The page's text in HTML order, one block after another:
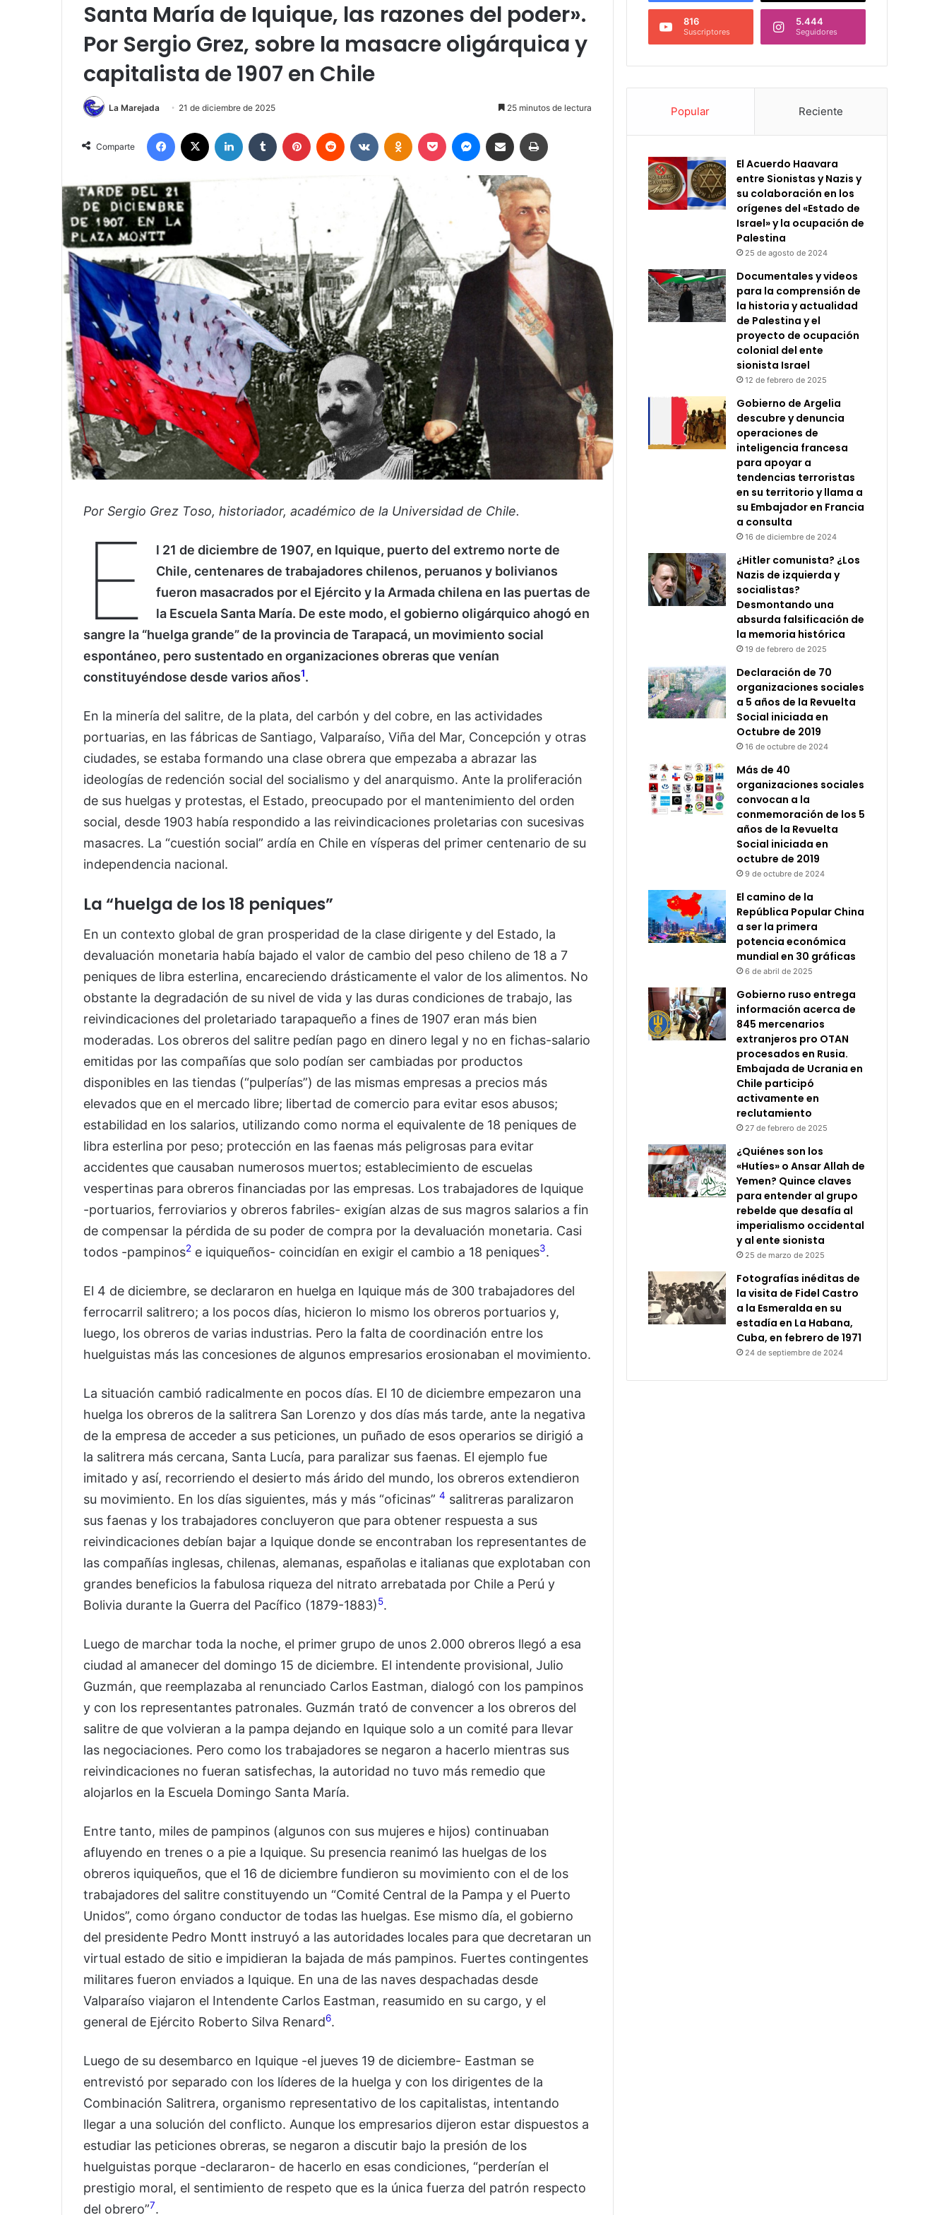
Santa María de Iquique, las razones del poder».
Por Sergio Grez, sobre la masacre oligárquica y
capitalista de 1907 en Chile
La Marejada 21 de diciembre de 2025 25 minutos de lectura
Comparte
Facebook LinkedIn Tumblr Pinterest Reddit VKontakteOdnoklassniki
Pocket Messenger
Compartir vía Email
Por Sergio Grez Toso, historiador, académico de la Universidad de Chile.
E
l 21 de diciembre de 1907, en Iquique, puerto del extremo norte de
Chile, centenares de trabajadores chilenos, peruanos y bolivianos
fueron masacrados por el Ejército y la Armada chilena en las puertas de
la Escuela Santa María. De este modo, el gobierno oligárquico ahogó en
sangre la “huelga grande” de la provincia de Tarapacá, un movimiento social
espontáneo, pero sustentado en organizaciones obreras que venían
constituyéndose desde varios años1.
En la minería del salitre, de la plata, del carbón y del cobre, en las actividades
portuarias, en las fábricas de Santiago, Valparaíso, Viña del Mar, Concepción y otras
ciudades, se estaba formando una clase obrera que empezaba a abrazar las
ideologías de redención social del socialismo y del anarquismo. Ante la proliferación
de sus huelgas y protestas, el Estado, preocupado por el mantenimiento del orden
social, desde 1903 había respondido a las reivindicaciones proletarias con sucesivas
masacres. La “cuestión social” ardía en Chile en vísperas del primer centenario de su
independencia nacional.
La “huelga de los 18 peniques”
En un contexto global de gran prosperidad de la clase dirigente y del Estado, la
devaluación monetaria había bajado el valor de cambio del peso chileno de 18 a 7
peniques de libra esterlina, encareciendo drásticamente el valor de los alimentos. No
obstante la degradación de su nivel de vida y las duras condiciones de trabajo, las
reivindicaciones del proletariado tarapaqueño a fines de 1907 eran más bien
moderadas. Los obreros del salitre pedían pago en dinero legal y no en fichas-salario
emitidas por las compañías que solo podían ser cambiadas por productos
disponibles en las tiendas (“pulperías”) de las mismas empresas a precios más
elevados que en el mercado libre; libertad de comercio para evitar esos abusos;
estabilidad en los salarios, utilizando como norma el equivalente de 18 peniques de
libra esterlina por peso; protección en las faenas más peligrosas para evitar
accidentes que causaban numerosos muertos; establecimiento de escuelas
vespertinas para obreros financiadas por las empresas. Los trabajadores de Iquique
-portuarios, ferroviarios y obreros fabriles- exigían alzas de sus magros salarios a fin
de compensar la pérdida de su poder de compra por la devaluación monetaria. Casi
todos -pampinos2 e iquiqueños- coincidían en exigir el cambio a 18 peniques3.
El 4 de diciembre, se declararon en huelga en Iquique más de 300 trabajadores del
ferrocarril salitrero; a los pocos días, hicieron lo mismo los obreros portuarios y,
luego, los obreros de varias industrias. Pero la falta de coordinación entre los
huelguistas más las concesiones de algunos empresarios erosionaban el movimiento.
La situación cambió radicalmente en pocos días. El 10 de diciembre empezaron una
huelga los obreros de la salitrera San Lorenzo y dos días más tarde, ante la negativa
de la empresa de acceder a sus peticiones, un puñado de esos operarios se dirigió a
la salitrera más cercana, Santa Lucía, para paralizar sus faenas. El ejemplo fue
imitado y así, recorriendo el desierto más árido del mundo, los obreros extendieron
su movimiento. En los días siguientes, más y más “oficinas” 4 salitreras paralizaron
sus faenas y los trabajadores concluyeron que para obtener respuesta a sus
reivindicaciones debían bajar a Iquique donde se encontraban los representantes de
las compañías inglesas, chilenas, alemanas, españolas e italianas que explotaban con
grandes beneficios la fabulosa riqueza del nitrato arrebatada por Chile a Perú y
Bolivia durante la Guerra del Pacífico (1879-1883)5.
Luego de marchar toda la noche, el primer grupo de unos 2.000 obreros llegó a esa
ciudad al amanecer del domingo 15 de diciembre. El intendente provisional, Julio
Guzmán, que reemplazaba al renunciado Carlos Eastman, dialogó con los pampinos
y con los representantes patronales. Guzmán trató de convencer a los obreros del
salitre de que volvieran a la pampa dejando en Iquique solo a un comité para llevar
las negociaciones. Pero como los trabajadores se negaron a hacerlo mientras sus
reivindicaciones no fueran satisfechas, la autoridad no tuvo más remedio que
alojarlos en la Escuela Domingo Santa María.
Entre tanto, miles de pampinos (algunos con sus mujeres e hijos) continuaban
afluyendo en trenes o a pie a Iquique. Su presencia reanimó las huelgas de los
obreros iquiqueños, que el 16 de diciembre fundieron su movimiento con el de los
trabajadores del salitre constituyendo un “Comité Central de la Pampa y el Puerto
Unidos”, como órgano conductor de todas las huelgas. Ese mismo día, el gobierno
del presidente Pedro Montt instruyó a las autoridades locales para que decretaran un
virtual estado de sitio e impidieran la bajada de más pampinos. Fuertes contingentes
militares fueron enviados a Iquique. En una de las naves despachadas desde
Valparaíso viajaron el Intendente Carlos Eastman, reasumido en su cargo, y el
general de Ejército Roberto Silva Renard6.
Luego de su desembarco en Iquique -el jueves 19 de diciembre- Eastman se
entrevistó por separado con los líderes de la huelga y con los dirigentes de la
Combinación Salitrera, organismo representativo de los capitalistas, intentando
llegar a una solución del conflicto. Aunque los empresarios dijeron estar dispuestos a
estudiar las peticiones obreras, se negaron a discutir bajo la presión de los
huelguistas porque -declararon- de hacerlo en esas condiciones, “perderían el
prestigio moral, el sentimiento de respeto que es la única fuerza del patrón respecto
del obrero”7.
816
Suscriptores
5.444
Seguidores
Popular Reciente
El Acuerdo Haavara
entre Sionistas y Nazis y
su colaboración en los
orígenes del «Estado de
Israel» y la ocupación de
Palestina
25 de agosto de 2024
Documentales y videos
para la comprensión de
la historia y actualidad
de Palestina y el
proyecto de ocupación
colonial del ente
sionista Israel
12 de febrero de 2025
Gobierno de Argelia
descubre y denuncia
operaciones de
inteligencia francesa
para apoyar a
tendencias terroristas
en su territorio y llama a
su Embajador en Francia
a consulta
16 de diciembre de 2024
¿Hitler comunista? ¿Los
Nazis de izquierda y
socialistas?
Desmontando una
absurda falsificación de
la memoria histórica
19 de febrero de 2025
Declaración de 70
organizaciones sociales
a 5 años de la Revuelta
Social iniciada en
Octubre de 2019
16 de octubre de 2024
Más de 40
organizaciones sociales
convocan a la
conmemoración de los 5
años de la Revuelta
Social iniciada en
octubre de 2019
9 de octubre de 2024
El camino de la
República Popular China
a ser la primera
potencia económica
mundial en 30 gráficas
6 de abril de 2025
Gobierno ruso entrega
información acerca de
845 mercenarios
extranjeros pro OTAN
procesados en Rusia.
Embajada de Ucrania en
Chile participó
activamente en
reclutamiento
27 de febrero de 2025
¿Quiénes son los
«Hutíes» o Ansar Allah de
Yemen? Quince claves
para entender al grupo
rebelde que desafía al
imperialismo occidental
y al ente sionista
25 de marzo de 2025
Fotografías inéditas de
la visita de Fidel Castro
a la Esmeralda en su
estadía en La Habana,
Cuba, en febrero de 1971
24 de septiembre de 2024